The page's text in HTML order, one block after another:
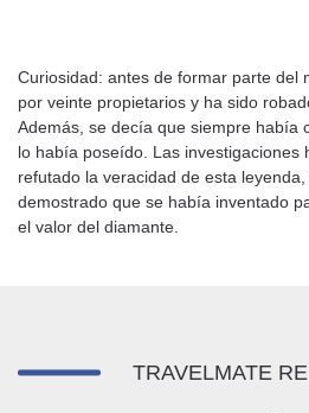
Curiosidad: antes de formar parte del
por veinte propietarios y ha sido
Además, se decía que siempre había
lo había poseído. Las investigaciones
refutado la veracidad de esta
demostrado que se había inventado
el valor del diamante.
TRAVELMATE